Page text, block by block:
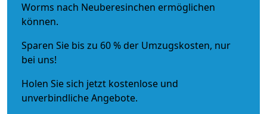
Worms nach Neuberesinchen ermöglichen
können.
Sparen Sie bis zu 60 % der Umzugskosten, nur
bei uns!
Holen Sie sich jetzt kostenlose und
unverbindliche Angebote.